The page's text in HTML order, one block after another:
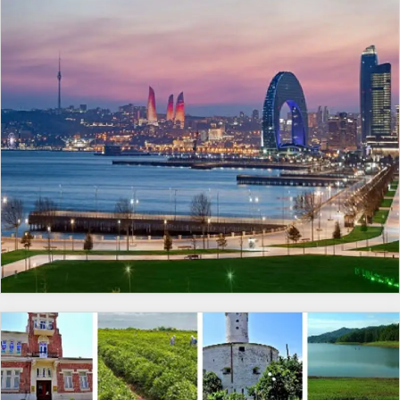
идеально подходит для эффектных фото. Здесь
вдохнуть чистый горный воздух и насладиться
моментом тишины и природы. Этот эпизод делает
однодневный тур в Лагич ещё более насыщенным и
запоминающимся.🔹 4. Лагич — селение мастеров и
ремесленниковДобро пожаловать в Лагич —
древнюю деревню, где каждый дом дышит
историей. Это сердце однодневного тура в Лагич и
настоящая жемчужина Азербайджана. Дорога сюда
проходит через леса, серпантины и старинный
подвесной мост Зернава. Деревня расположена на
склоне горы, а улицы вымощены булыжником и
ведут вдоль реки Гирдиман. Лагич славится своими
мастерами по металлу — здесь до сих пор вручную
изготавливают медную и бронзовую утварь.
Некоторые изделия были представлены на
выставке в Вене в XIX веке. Вы сможете зайти в
любителей природы. Здесь царит атмосфера
уединения и загадочности, словно вы попали в
сказочный мир. Посещение этих гор дарит
возможность полюбоваться редкими
геологическими явлениями и насладиться свежим
горным воздухом.Гора Бешбармаг знаменита своей
формой, напоминающей пять вытянутых пальцев
руки. Это место считается священным и привлекает
путешественников своей мистической атмосферой.
На склонах горы можно увидеть следы древних
легенд и ритуалов, которые передавались из
поколения в поколение. С вершины открываются
захватывающие панорамы на Каспийское море и
окружающие ландшафты. Многие туристы
приезжают сюда, чтобы почувствовать единение с
природой и прикоснуться к духовному наследию
региона.По пути к горным ландшафтам и лесам вы
увидите:1. Девичья башняСимвол Баку, окутанный
легендами. С её вершины открываются лучшие
виды на Каспий и центр города.2. Руины церкви
Святого ВарфоломеяСвятое место, связанное с
ранней историей христианства на территории
Азербайджана.3. Хамам Хаджи БааниОдна из
старейших бань Баку, сохранившая дух древнего
Востока и старинную архитектуру.4. Караван-сараи
Мултани и БухараГостиницы для восточных купцов,
где кипела жизнь на Шёлковом пути.5. Дом
морякаНеобычное здание, напоминающее корабль, с
богатой историей и магазином старинных ковров.6.
наследие доcоветской эпохи с коллекцией
артефактов из глубины веков.7. Резиденция
бакинских хановБывший дворец правителей Баку
XVIII века — яркое отражение ханской эпохи.8.